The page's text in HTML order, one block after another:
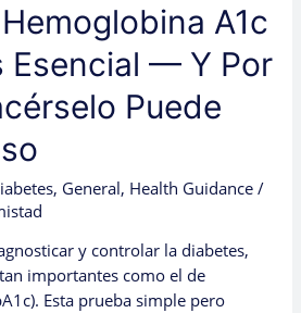
A1c
Esencial — Y Por
Puede
, General, Health Guidance /
y controlar la diabetes,
importantes como el de
Esta prueba simple pero